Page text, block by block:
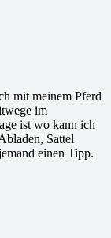
mit meinem Pferd
im
ist wo kann ich
Sattel
einen Tipp.